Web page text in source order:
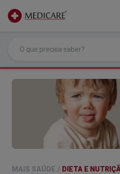
MAIS SAÚDE / DIETA E